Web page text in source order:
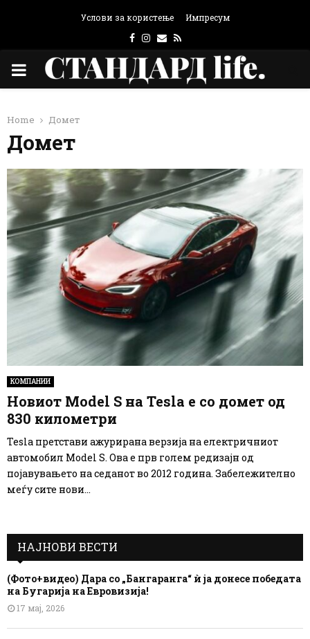
Услови за користење Импресум
Facebook
Instagram
Email
Rss
PRIMARY
Home Домет
Домет
КОМПАНИИ
Новиот Model S на Tesla е со домет од
830 километри
Tesla претстави ажурирана верзија на електричниот
автомобил Model S. Ова е прв голем редизајн од
појавувањето на седанот во 2012 година. Забележително
меѓу сите нови...
НАЈНОВИ ВЕСТИ
(Фото+видео) Дара со „Бангаранга“ ѝ ја донесе победата
на Бугарија на Евровизија!
17 мај, 2026